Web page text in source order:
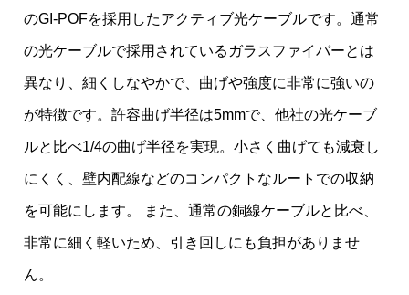
のGI-POFを採用したアクティブ光ケーブルです。通常
の光ケーブルで採用されているガラスファイバーとは
異なり、細くしなやかで、曲げや強度に非常に強いの
が特徴です。許容曲げ半径は5mmで、他社の光ケーブ
ルと比べ1/4の曲げ半径を実現。小さく曲げても減衰し
にくく、壁内配線などのコンパクトなルートでの収納
を可能にします。 また、通常の銅線ケーブルと比べ、
非常に細く軽いため、引き回しにも負担がありませ
ん。